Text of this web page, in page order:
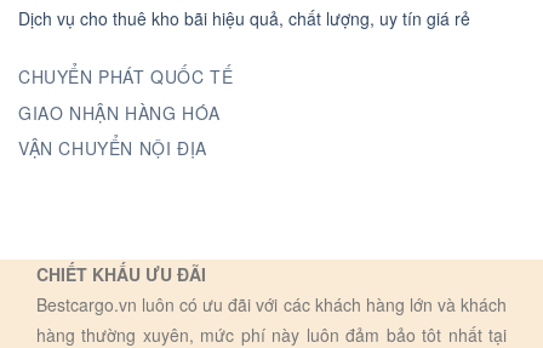
Dịch vụ cho thuê kho bãi hiệu quả, chất lượng, uy tín giá rẻ
CHUYỂN PHÁT QUỐC TẾ
GIAO NHẬN HÀNG HÓA
VẬN CHUYỂN NỘI ĐỊA
CHIẾT KHẤU ƯU ĐÃI
Bestcargo.vn luôn có ưu đãi với các khách hàng lớn và khách
hàng thường xuyên, mức phí này luôn đảm bảo tôt nhất tại